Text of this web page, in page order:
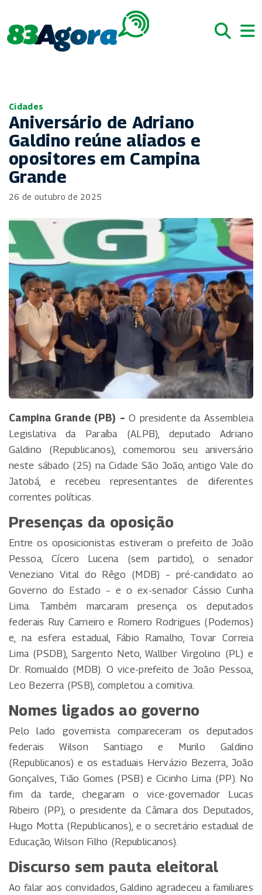
Cidades
Aniversário de Adriano
Galdino reúne aliados e
opositores em Campina
Grande
26 de outubro de 2025
Campina Grande (PB) – O presidente da Assembleia
Legislativa da Paraíba (ALPB), deputado Adriano
Galdino (Republicanos), comemorou seu aniversário
neste sábado (25) na Cidade São João, antigo Vale do
Jatobá, e recebeu representantes de diferentes
correntes políticas.
Presenças da oposição
Entre os oposicionistas estiveram o prefeito de João
Pessoa, Cícero Lucena (sem partido), o senador
Veneziano Vital do Rêgo (MDB) – pré-candidato ao
Governo do Estado – e o ex-senador Cássio Cunha
Lima. Também marcaram presença os deputados
federais Ruy Carneiro e Romero Rodrigues (Podemos)
e, na esfera estadual, Fábio Ramalho, Tovar Correia
Lima (PSDB), Sargento Neto, Wallber Virgolino (PL) e
Dr. Romualdo (MDB). O vice-prefeito de João Pessoa,
Leo Bezerra (PSB), completou a comitiva.
Nomes ligados ao governo
Pelo lado governista compareceram os deputados
federais Wilson Santiago e Murilo Galdino
(Republicanos) e os estaduais Hervázio Bezerra, João
Gonçalves, Tião Gomes (PSB) e Cicinho Lima (PP). No
fim da tarde, chegaram o vice-governador Lucas
Ribeiro (PP), o presidente da Câmara dos Deputados,
Hugo Motta (Republicanos), e o secretário estadual de
Educação, Wilson Filho (Republicanos).
Discurso sem pauta eleitoral
Ao falar aos convidados, Galdino agradeceu a familiares